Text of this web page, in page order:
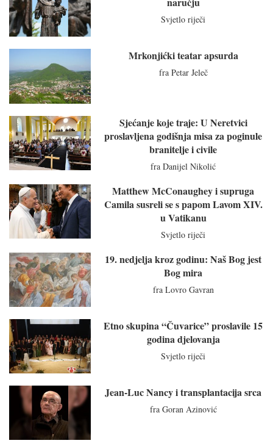
Svjetlo riječi
Mrkonjićki teatar apsurda
fra Petar Jeleč
Sjećanje koje traje: U Neretvici
proslavljena godišnja misa za poginule
branitelje i civile
fra Danijel Nikolić
Matthew McConaughey i supruga
Camila susreli se s papom Lavom XIV.
u Vatikanu
Svjetlo riječi
19. nedjelja kroz godinu: Naš Bog jest
Bog mira
fra Lovro Gavran
Etno skupina “Čuvarice” proslavile 15
godina djelovanja
Svjetlo riječi
Jean-Luc Nancy i transplantacija srca
fra Goran Azinović